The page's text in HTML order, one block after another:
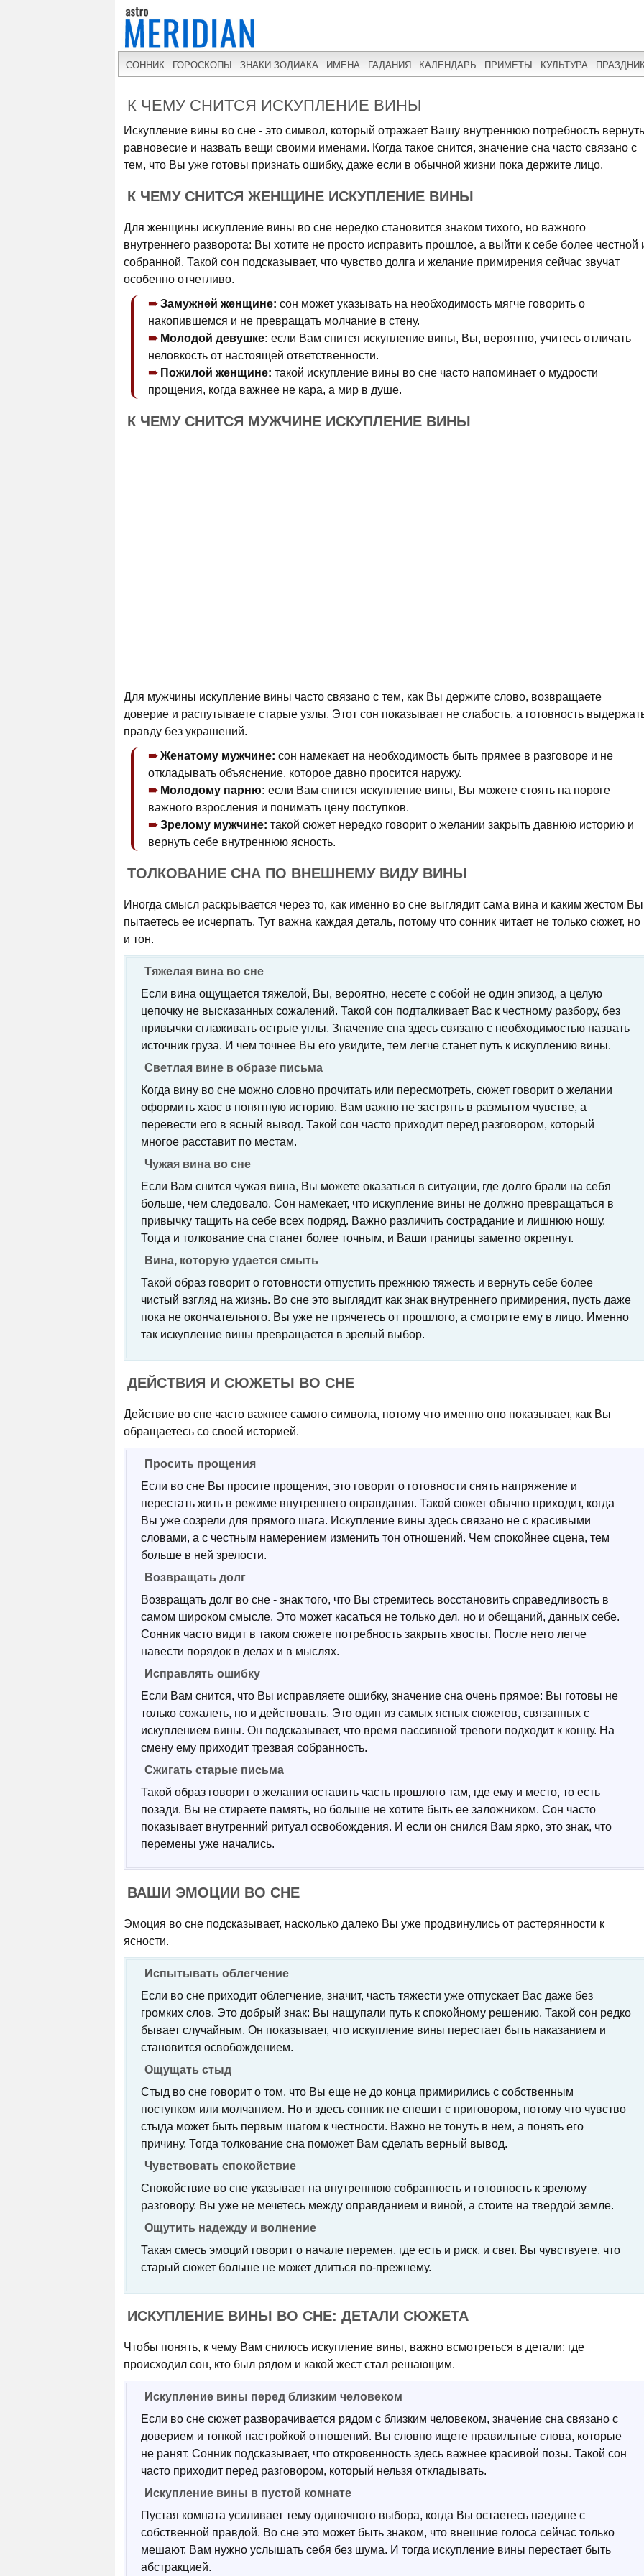
СОННИК ГОРОСКОПЫ ЗНАКИ ЗОДИАКА ИМЕНА ГАДАНИЯ КАЛЕНДАРЬ ПРИМЕТЫ КУЛЬТУРА
К ЧЕМУ СНИТСЯ ИСКУПЛЕНИЕ ВИНЫ
Искупление вины во сне - это символ, который отражает Вашу внутреннюю потребность вернуть
равновесие и назвать вещи своими именами. Когда такое снится, значение сна часто связано с
тем, что Вы уже готовы признать ошибку, даже если в обычной жизни пока держите лицо.
К ЧЕМУ СНИТСЯ ЖЕНЩИНЕ ИСКУПЛЕНИЕ ВИНЫ
Для женщины искупление вины во сне нередко становится знаком тихого, но важного
внутреннего разворота: Вы хотите не просто исправить прошлое, а выйти к себе более честной
собранной. Такой сон подсказывает, что чувство долга и желание примирения сейчас звучат
особенно отчетливо.
Замужней женщине: сон может указывать на необходимость мягче говорить о
накопившемся и не превращать молчание в стену.
Молодой девушке: если Вам снится искупление вины, Вы, вероятно, учитесь отличать
неловкость от настоящей ответственности.
Пожилой женщине: такой искупление вины во сне часто напоминает о мудрости
прощения, когда важнее не кара, а мир в душе.
К ЧЕМУ СНИТСЯ МУЖЧИНЕ ИСКУПЛЕНИЕ ВИНЫ
Для мужчины искупление вины часто связано с тем, как Вы держите слово, возвращаете
доверие и распутываете старые узлы. Этот сон показывает не слабость, а готовность
правду без украшений.
Женатому мужчине: сон намекает на необходимость быть прямее в разговоре и не
откладывать объяснение, которое давно просится наружу.
Молодому парню: если Вам снится искупление вины, Вы можете стоять на пороге
важного взросления и понимать цену поступков.
Зрелому мужчине: такой сюжет нередко говорит о желании закрыть давнюю историю и
вернуть себе внутреннюю ясность.
ТОЛКОВАНИЕ СНА ПО ВНЕШНЕМУ ВИДУ ВИНЫ
Иногда смысл раскрывается через то, как именно во сне выглядит сама вина и каким жестом Вы
пытаетесь ее исчерпать. Тут важна каждая деталь, потому что сонник читает не только сюжет, но
и тон.
Тяжелая вина во сне
Если вина ощущается тяжелой, Вы, вероятно, несете с собой не один эпизод, а целую
цепочку не высказанных сожалений. Такой сон подталкивает Вас к честному разбору, без
привычки сглаживать острые углы. Значение сна здесь связано с необходимостью назвать
источник груза. И чем точнее Вы его увидите, тем легче станет путь к искуплению вины.
Светлая вине в образе письма
Когда вину во сне можно словно прочитать или пересмотреть, сюжет говорит о желании
оформить хаос в понятную историю. Вам важно не застрять в размытом чувстве, а
перевести его в ясный вывод. Такой сон часто приходит перед разговором, который
многое расставит по местам.
Чужая вина во сне
Если Вам снится чужая вина, Вы можете оказаться в ситуации, где долго брали на себя
больше, чем следовало. Сон намекает, что искупление вины не должно превращаться в
привычку тащить на себе всех подряд. Важно различить сострадание и лишнюю ношу.
Тогда и толкование сна станет более точным, и Ваши границы заметно окрепнут.
Вина, которую удается смыть
Такой образ говорит о готовности отпустить прежнюю тяжесть и вернуть себе более
чистый взгляд на жизнь. Во сне это выглядит как знак внутреннего примирения, пусть даже
пока не окончательного. Вы уже не прячетесь от прошлого, а смотрите ему в лицо. Именно
так искупление вины превращается в зрелый выбор.
ДЕЙСТВИЯ И СЮЖЕТЫ ВО СНЕ
Действие во сне часто важнее самого символа, потому что именно оно показывает, как Вы
обращаетесь со своей историей.
Просить прощения
Если во сне Вы просите прощения, это говорит о готовности снять напряжение и
перестать жить в режиме внутреннего оправдания. Такой сюжет обычно приходит, когда
Вы уже созрели для прямого шага. Искупление вины здесь связано не с красивыми
словами, а с честным намерением изменить тон отношений. Чем спокойнее сцена, тем
больше в ней зрелости.
Возвращать долг
Возвращать долг во сне - знак того, что Вы стремитесь восстановить справедливость в
самом широком смысле. Это может касаться не только дел, но и обещаний, данных себе.
Сонник часто видит в таком сюжете потребность закрыть хвосты. После него легче
навести порядок в делах и в мыслях.
Исправлять ошибку
Если Вам снится, что Вы исправляете ошибку, значение сна очень прямое: Вы готовы не
только сожалеть, но и действовать. Это один из самых ясных сюжетов, связанных с
искуплением вины. Он подсказывает, что время пассивной тревоги подходит к концу. На
смену ему приходит трезвая собранность.
Сжигать старые письма
Такой образ говорит о желании оставить часть прошлого там, где ему и место, то есть
позади. Вы не стираете память, но больше не хотите быть ее заложником. Сон часто
показывает внутренний ритуал освобождения. И если он снился Вам ярко, это знак, что
перемены уже начались.
ВАШИ ЭМОЦИИ ВО СНЕ
Эмоция во сне подсказывает, насколько далеко Вы уже продвинулись от растерянности к
ясности.
Испытывать облегчение
Если во сне приходит облегчение, значит, часть тяжести уже отпускает Вас даже без
громких слов. Это добрый знак: Вы нащупали путь к спокойному решению. Такой сон редко
бывает случайным. Он показывает, что искупление вины перестает быть наказанием и
становится освобождением.
Ощущать стыд
Стыд во сне говорит о том, что Вы еще не до конца примирились с собственным
поступком или молчанием. Но и здесь сонник не спешит с приговором, потому что чувство
стыда может быть первым шагом к честности. Важно не тонуть в нем, а понять его
причину. Тогда толкование сна поможет Вам сделать верный вывод.
Чувствовать спокойствие
Спокойствие во сне указывает на внутреннюю собранность и готовность к зрелому
разговору. Вы уже не мечетесь между оправданием и виной, а стоите на твердой земле.
Ощутить надежду и волнение
Такая смесь эмоций говорит о начале перемен, где есть и риск, и свет. Вы чувствуете, что
старый сюжет больше не может длиться по-прежнему.
ИСКУПЛЕНИЕ ВИНЫ ВО СНЕ: ДЕТАЛИ СЮЖЕТА
Чтобы понять, к чему Вам снилось искупление вины, важно всмотреться в детали: где
происходил сон, кто был рядом и какой жест стал решающим.
Искупление вины перед близким человеком
Если во сне сюжет разворачивается рядом с близким человеком, значение сна связано с
доверием и тонкой настройкой отношений. Вы словно ищете правильные слова, которые
не ранят. Сонник подсказывает, что откровенность здесь важнее красивой позы. Такой сон
часто приходит перед разговором, который нельзя откладывать.
Искупление вины в пустой комнате
Пустая комната усиливает тему одиночного выбора, когда Вы остаетесь наедине с
собственной правдой. Во сне это может быть знаком, что внешние голоса сейчас только
мешают. Вам нужно услышать себя без шума. И тогда искупление вины перестает быть
абстракцией.